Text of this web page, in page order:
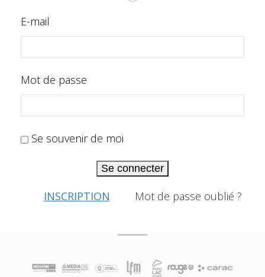
E-mail
Mot de passe
Se souvenir de moi
Se connecter
INSCRIPTION Mot de passe oublié ?